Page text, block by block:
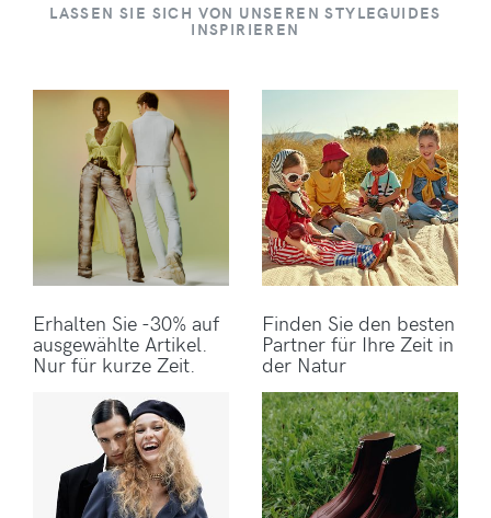
LASSEN SIE SICH VON UNSEREN STYLEGUIDES
INSPIRIEREN
Erhalten Sie -30% auf
ausgewählte Artikel.
Nur für kurze Zeit.
Finden Sie den besten
Partner für Ihre Zeit in
der Natur